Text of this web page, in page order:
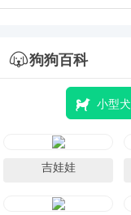
狗狗百科
小型犬
吉娃娃